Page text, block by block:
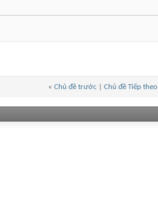
« Chủ đề trước Chủ đề Tiếp theo